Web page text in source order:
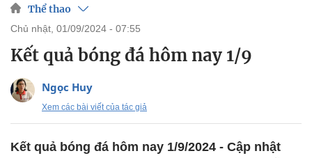
Thể thao
chủ nhật, 01/09/2024 - 07:55
Kết quả bóng đá hôm nay 1/9
Ngọc Huy
Xem các bài viết của tác giả
Kết quả bóng đá hôm nay 1/9/2024 - Cập nhật